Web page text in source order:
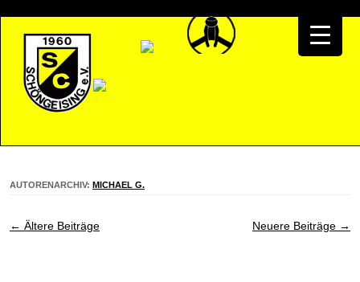
AUTORENARCHIV: MICHAEL G.
Beitragsnavigation
← Ältere Beiträge Neuere Beiträge →